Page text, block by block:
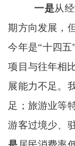
一是从
期方向发展，
今年是“十四
项目与往年相
展能力不足。
足；旅游业等
游客过境少、